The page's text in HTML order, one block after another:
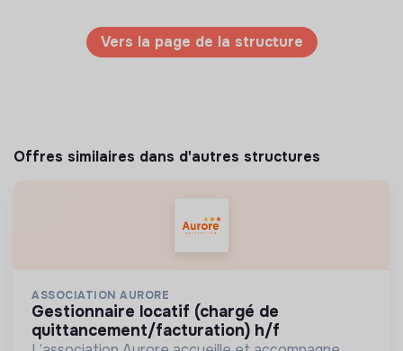
Vers la page de la structure
Offres similaires dans d'autres structures
ASSOCIATION AURORE
gestionnaire locatif (chargé de
quittancement/facturation) h/f